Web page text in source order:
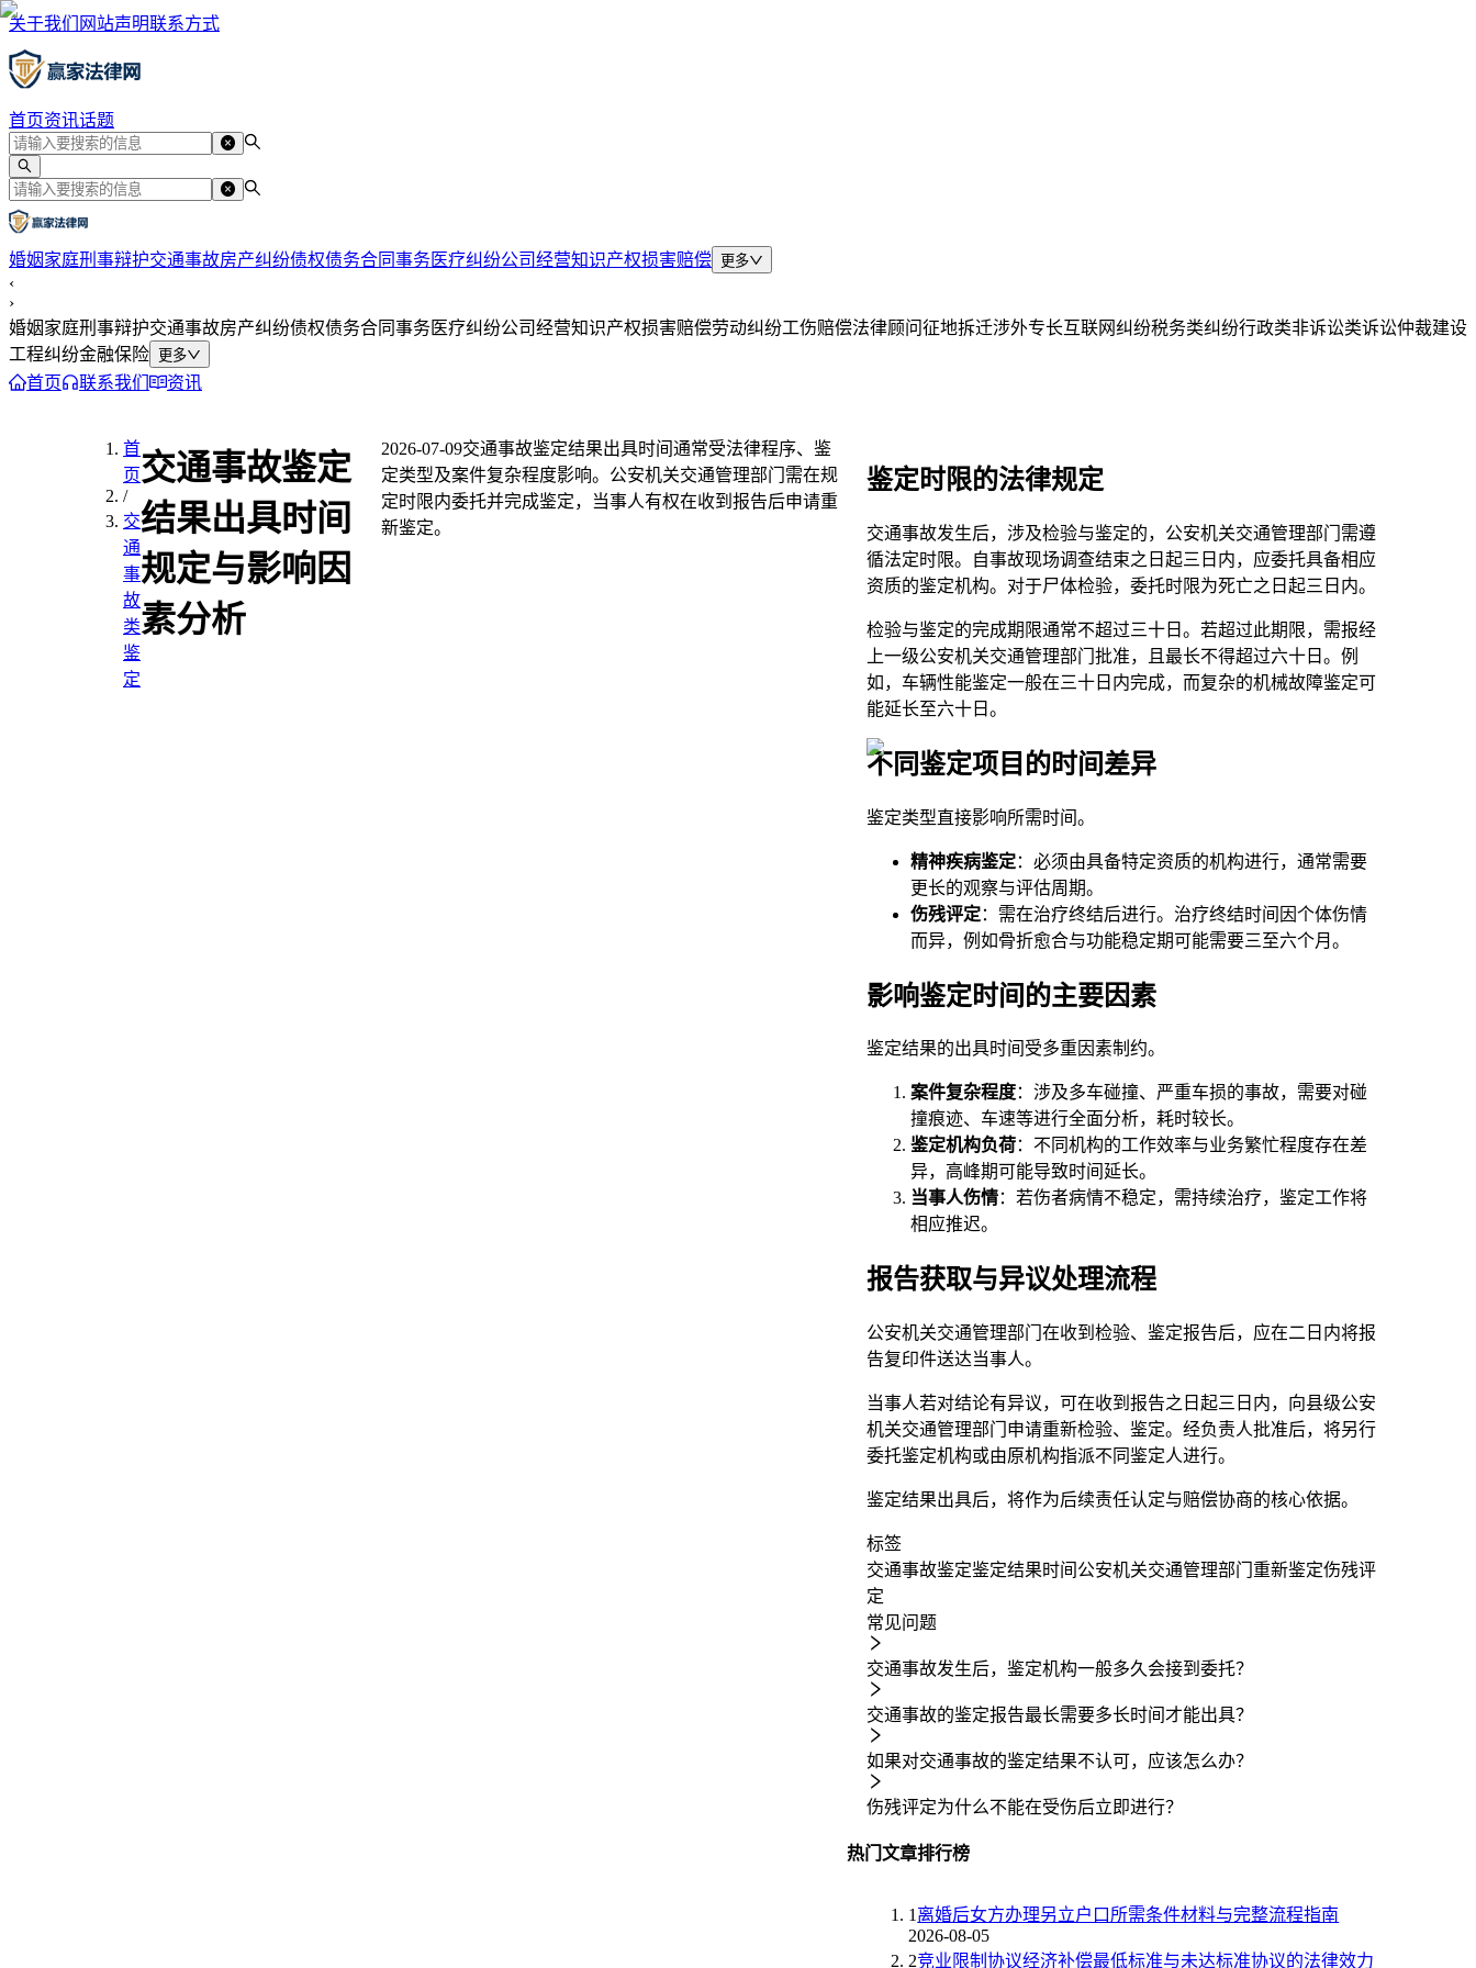
关于我们 网站声明联系方式
首页资讯话题
婚姻家庭刑事辩护交通事故房产纠纷债权债务合同事务医疗纠纷公司经营知识产权损害赔偿 更多
‹
›
婚姻家庭刑事辩护交通事故房产纠纷债权债务合同事务医疗纠纷公司经营知识产权损害赔偿劳动纠纷工伤赔偿法律顾问征地拆迁涉外专长互联网纠纷税务类纠纷行政类非诉讼类诉讼仲裁建设
工程纠纷金融保险 更多
首页 联系我们 资讯
首
页
/
交
通
事
故
类
鉴
定
交通事故鉴定
结果出具时间
规定与影响因
素分析
2026-07-09交通事故鉴定结果出具时间通常受法律程序、鉴
定类型及案件复杂程度影响。公安机关交通管理部门需在规
定时限内委托并完成鉴定，当事人有权在收到报告后申请重
新鉴定。
鉴定时限的法律规定
交通事故发生后，涉及检验与鉴定的，公安机关交通管理部门需遵
循法定时限。自事故现场调查结束之日起三日内，应委托具备相应
资质的鉴定机构。对于尸体检验，委托时限为死亡之日起三日内。
检验与鉴定的完成期限通常不超过三十日。若超过此期限，需报经
上一级公安机关交通管理部门批准，且最长不得超过六十日。例
如，车辆性能鉴定一般在三十日内完成，而复杂的机械故障鉴定可
能延长至六十日。
不同鉴定项目的时间差异
鉴定类型直接影响所需时间。
精神疾病鉴定：必须由具备特定资质的机构进行，通常需要
更长的观察与评估周期。
伤残评定：需在治疗终结后进行。治疗终结时间因个体伤情
而异，例如骨折愈合与功能稳定期可能需要三至六个月。
影响鉴定时间的主要因素
鉴定结果的出具时间受多重因素制约。
案件复杂程度：涉及多车碰撞、严重车损的事故，需要对碰
撞痕迹、车速等进行全面分析，耗时较长。
鉴定机构负荷：不同机构的工作效率与业务繁忙程度存在差
异，高峰期可能导致时间延长。
当事人伤情：若伤者病情不稳定，需持续治疗，鉴定工作将
相应推迟。
报告获取与异议处理流程
公安机关交通管理部门在收到检验、鉴定报告后，应在二日内将报
告复印件送达当事人。
当事人若对结论有异议，可在收到报告之日起三日内，向县级公安
机关交通管理部门申请重新检验、鉴定。经负责人批准后，将另行
委托鉴定机构或由原机构指派不同鉴定人进行。
鉴定结果出具后，将作为后续责任认定与赔偿协商的核心依据。
标签
交通事故鉴定鉴定结果时间 公安机关交通管理部门 重新鉴定伤残评
定
常见问题
交通事故发生后，鉴定机构一般多久会接到委托？
交通事故的鉴定报告最长需要多长时间才能出具？
如果对交通事故的鉴定结果不认可，应该怎么办？
伤残评定为什么不能在受伤后立即进行？
热门文章排行榜
1 离婚后女方办理另立户口所需条件材料与完整流程指南
2026-08-05
2竞业限制协议经济补偿最低标准与未达标准协议的法律效力